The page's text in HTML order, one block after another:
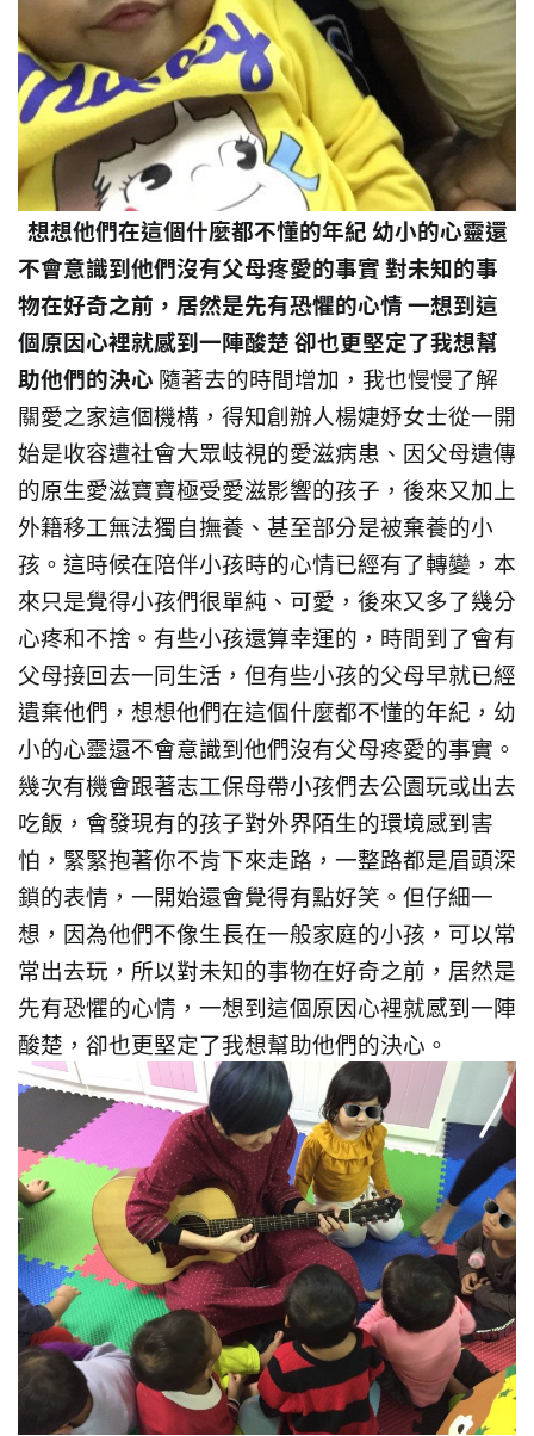
想想他們在這個什麼都不懂的年紀 幼小的心靈還
不會意識到他們沒有父母疼愛的事實 對未知的事
物在好奇之前，居然是先有恐懼的心情 一想到這
個原因心裡就感到一陣酸楚 卻也更堅定了我想幫
助他們的決心隨著去的時間增加，我也慢慢了解
關愛之家這個機構，得知創辦人楊婕妤女士從一開
始是收容遭社會大眾岐視的愛滋病患、因父母遺傳
的原生愛滋寶寶極受愛滋影響的孩子，後來又加上
外籍移工無法獨自撫養、甚至部分是被棄養的小
孩。這時候在陪伴小孩時的心情已經有了轉變，本
來只是覺得小孩們很單純、可愛，後來又多了幾分
心疼和不捨。有些小孩還算幸運的，時間到了會有
父母接回去一同生活，但有些小孩的父母早就已經
遺棄他們，想想他們在這個什麼都不懂的年紀，幼
小的心靈還不會意識到他們沒有父母疼愛的事實。
幾次有機會跟著志工保母帶小孩們去公園玩或出去
吃飯，會發現有的孩子對外界陌生的環境感到害
怕，緊緊抱著你不肯下來走路，一整路都是眉頭深
鎖的表情，一開始還會覺得有點好笑。但仔細一
想，因為他們不像生長在一般家庭的小孩，可以常
常出去玩，所以對未知的事物在好奇之前，居然是
先有恐懼的心情，一想到這個原因心裡就感到一陣
酸楚，卻也更堅定了我想幫助他們的決心。